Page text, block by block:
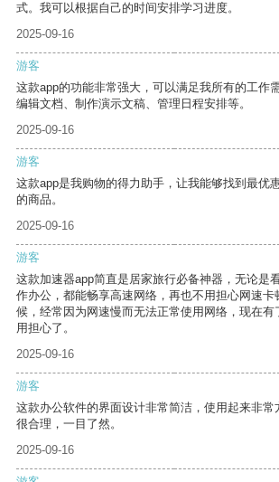
式。我可以根据自己的时间安排学习进度。
2025-09-16
游客
这款app的功能非常强大，可以满足我所有的工作
编辑文档、制作演示文稿、管理日程安排等。
2025-09-16
游客
这款app是我购物的得力助手，让我能够找到最优
的商品。
2025-09-16
游客
这款加速器app简直是居家旅行必备神器，无论是
作办公，都能畅享高速网络，再也不用担心网速卡
候，经常因为网速慢而无法正常使用网络，现在有
用担心了。
2025-09-16
游客
这款办公软件的界面设计非常简洁，使用起来非常
很合理，一目了然。
2025-09-16